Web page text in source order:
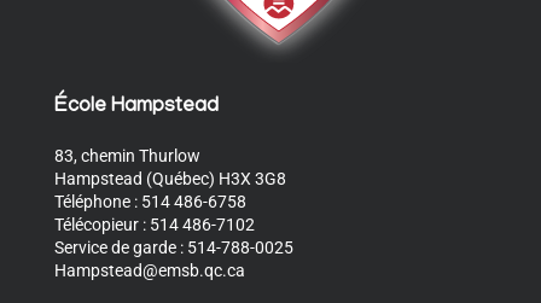
École Hampstead
83, chemin Thurlow
Hampstead (Québec) H3X 3G8
Téléphone : 514 486-6758
Télécopieur : 514 486-7102
Service de garde : 514-788-0025
Hampstead@emsb.qc.ca